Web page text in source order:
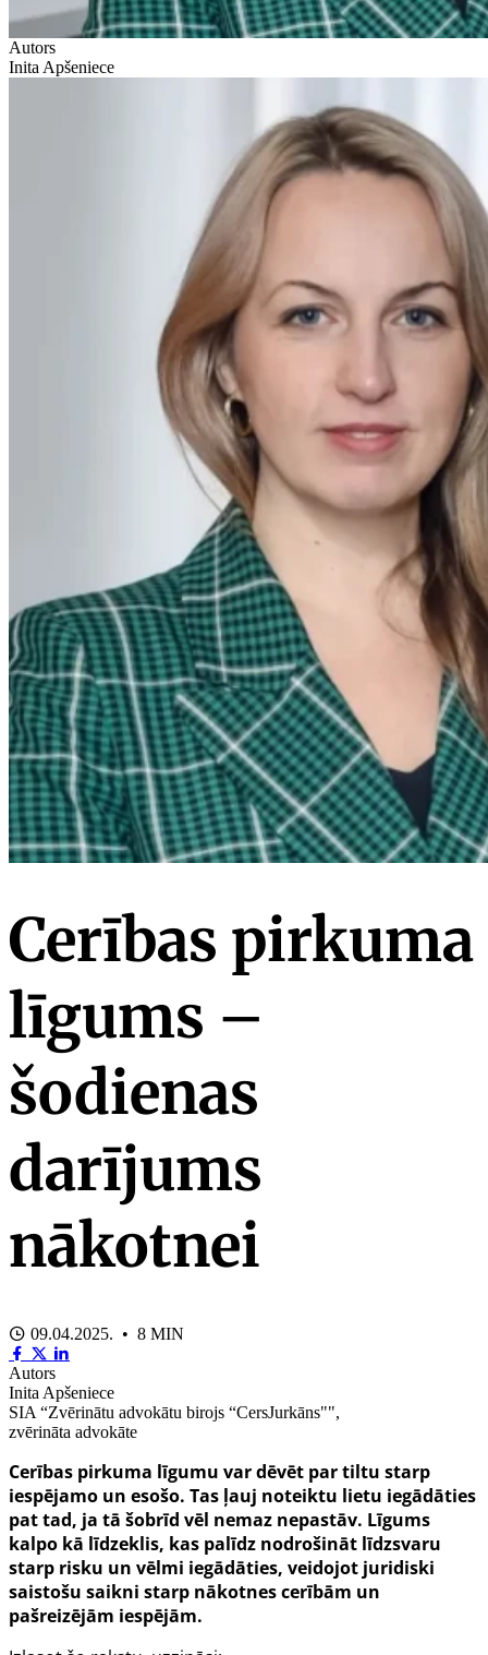
Autors
Inita Apšeniece
Cerības pirkuma
līgums –
šodienas
darījums
nākotnei
09.04.2025. • 8 MIN
Autors
Inita Apšeniece
SIA “Zvērinātu advokātu birojs “CersJurkāns"",
zvērināta advokāte
Cerības pirkuma līgumu var dēvēt par tiltu starp
iespējamo un esošo. Tas ļauj noteiktu lietu iegādāties
pat tad, ja tā šobrīd vēl nemaz nepastāv. Līgums
kalpo kā līdzeklis, kas palīdz nodrošināt līdzsvaru
starp risku un vēlmi iegādāties, veidojot juridiski
saistošu saikni starp nākotnes cerībām un
pašreizējām iespējām.